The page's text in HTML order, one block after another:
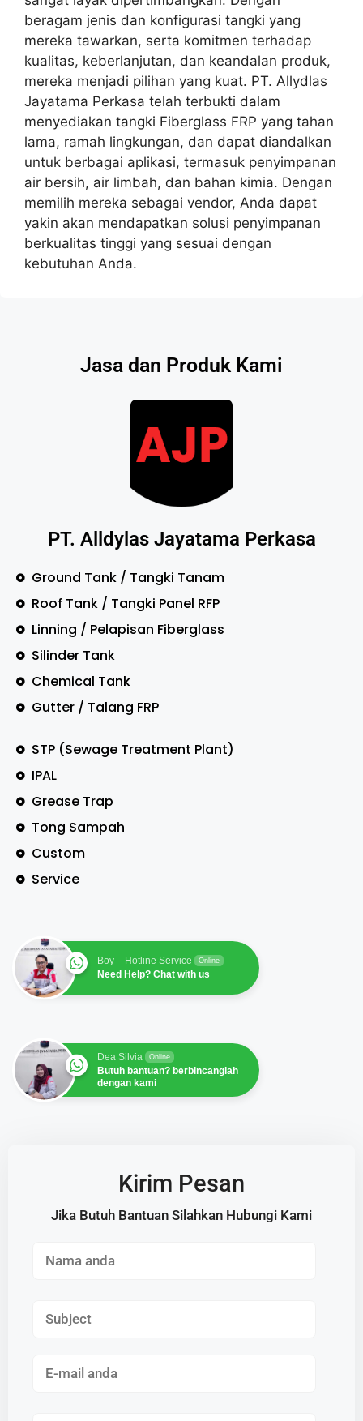
beragam jenis dan konfigurasi tangki yang
mereka tawarkan, serta komitmen terhadap
kualitas, keberlanjutan, dan keandalan produk,
mereka menjadi pilihan yang kuat. PT. Allydlas
Jayatama Perkasa telah terbukti dalam
menyediakan tangki Fiberglass FRP yang tahan
lama, ramah lingkungan, dan dapat diandalkan
untuk berbagai aplikasi, termasuk penyimpanan
air bersih, air limbah, dan bahan kimia. Dengan
memilih mereka sebagai vendor, Anda dapat
yakin akan mendapatkan solusi penyimpanan
berkualitas tinggi yang sesuai dengan
kebutuhan Anda.
Jasa dan Produk Kami
PT. Alldylas Jayatama Perkasa
Ground Tank / Tangki Tanam
Roof Tank / Tangki Panel RFP
Linning / Pelapisan Fiberglass
Silinder Tank
Chemical Tank
Gutter / Talang FRP
STP (Sewage Treatment Plant)
IPAL
Grease Trap
Tong Sampah
Custom
Service
Boy – Hotline Service Online
Need Help? Chat with us
Dea Silvia Online
Butuh bantuan? berbincanglah
dengan kami
Kirim Pesan
Jika Butuh Bantuan Silahkan Hubungi Kami